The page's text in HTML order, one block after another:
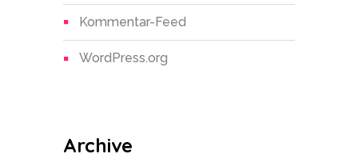
Kommentar-Feed
WordPress.org
Archive